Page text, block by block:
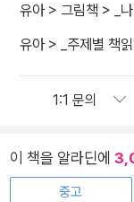
유아> 그림책 > _
유아> _주제별 책읽
이 책을 알라딘에
중고